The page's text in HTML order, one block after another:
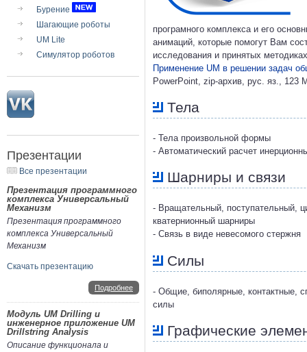
Бурение
Шагающие роботы
UM Lite
Симулятор роботов
Презентации
Все презентации
Презентация программного
комплекса Универсальный
Механизм
Презентация программного
комплекса Универсальный
Механизм
Скачать презентацию
Подробнее
Модуль UM Drilling и
инженерное приложение UM
Drillstring Analysis
Описание функционала и
програмного комплекса и его
анимаций, которые помогут Вам
исследования и принятых
Применение UM в решении задач
PowerPoint, zip-архив, рус. яз., 123
Тела
- Тела произвольной формы
- Автоматический расчет
Шарниры и связи
- Вращательный, поступательный,
кватернионный шарниры
- Связь в виде невесомого стержня
Силы
- Общие, биполярные, контактные,
силы
Графические